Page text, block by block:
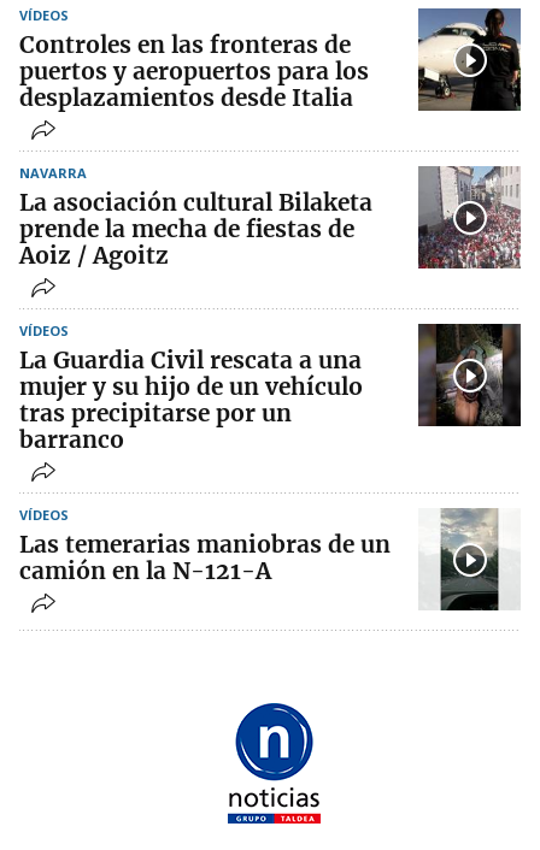
VÍDEOS
Controles en las fronteras de
puertos y aeropuertos para los
desplazamientos desde Italia
NAVARRA
La asociación cultural Bilaketa
prende la mecha de fiestas de
Aoiz / Agoitz
VÍDEOS
La Guardia Civil rescata a una
mujer y su hijo de un vehículo
tras precipitarse por un
barranco
VÍDEOS
Las temerarias maniobras de un
camión en la N-121-A